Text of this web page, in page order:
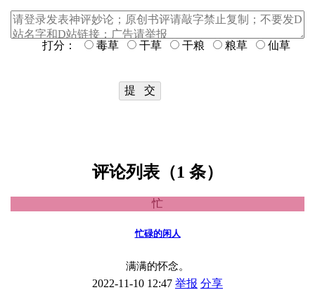
打分： 毒草 干草 干粮 粮草 仙草
评论列表（1 条）
忙
忙碌的闲人
满满的怀念。
2022-11-10 12:47 举报 分享